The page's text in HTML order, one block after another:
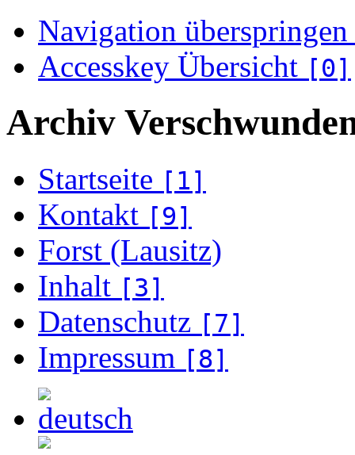
Navigation überspringen
Accesskey Übersicht [0]
Archiv
Startseite [1]
Kontakt [9]
Forst (Lausitz)
Inhalt [3]
Datenschutz [7]
Impressum [8]